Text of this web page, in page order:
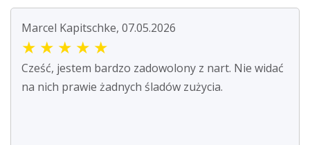
Marcel Kapitschke, 07.05.2026
★ ★ ★ ★ ★
Cześć, jestem bardzo zadowolony z nart. Nie widać
na nich prawie żadnych śladów zużycia.